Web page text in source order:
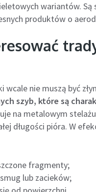
wariantów.
produktów o
nie muszą być
szyb, które są
na metalowym
długości pióra. W
fragmenty;
lub zacieków;